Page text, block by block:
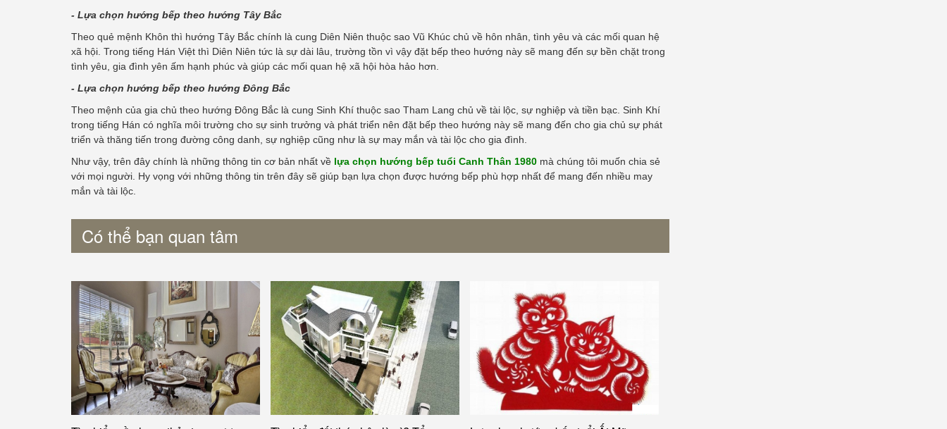
- Lựa chọn hướng bếp theo hướng Tây Bắc
Theo quẻ mệnh Khôn thì hướng Tây Bắc chính là cung Diên Niên thuộc sao Vũ Khúc chủ về hôn nhân, tình yêu và các mối quan hệ
xã hội. Trong tiếng Hán Việt thì Diên Niên tức là sự dài lâu, trường tồn vì vậy đặt bếp theo hướng này sẽ mang đến sự bền chặt trong
tình yêu, gia đình yên ấm hạnh phúc và giúp các mối quan hệ xã hội hòa hảo hơn.
- Lựa chọn hướng bếp theo hướng Đông Bắc
Theo mệnh của gia chủ theo hướng Đông Bắc là cung Sinh Khí thuộc sao Tham Lang chủ về tài lộc, sự nghiệp và tiền bạc. Sinh Khí
trong tiếng Hán có nghĩa môi trường cho sự sinh trưởng và phát triển nên đặt bếp theo hướng này sẽ mang đến cho gia chủ sự phát
triển và thăng tiến trong đường công danh, sự nghiệp cũng như là sự may mắn và tài lộc cho gia đình.
Như vậy, trên đây chính là những thông tin cơ bản nhất về lựa chọn hướng bếp tuổi Canh Thân 1980 mà chúng tôi muốn chia sẻ
với mọi người. Hy vọng với những thông tin trên đây sẽ giúp bạn lựa chọn được hướng bếp phù hợp nhất để mang đến nhiều may
mắn và tài lộc.
Có thể bạn quan tâm